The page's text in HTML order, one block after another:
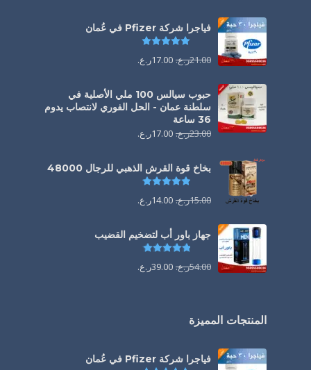
فياجرا شركة Pfizer في عُمان
21.00ر.ع. 17.00ر.ع.
حبوب سيالس 100 ملي الأصلية في
سلطنة عمان - الحل الفوري لانتصاب يدوم
36 ساعة
23.00ر.ع. 17.00ر.ع.
بخاخ قوة القرش الذهبي للرجال 48000
تم التقييم
15.00ر.ع. 14.00ر.ع.
جهاز باور أب لتضخيم القضيب
تم التقييم
54.00ر.ع. 39.00ر.ع.
المنتجات المميزة
فياجرا شركة Pfizer في عُمان